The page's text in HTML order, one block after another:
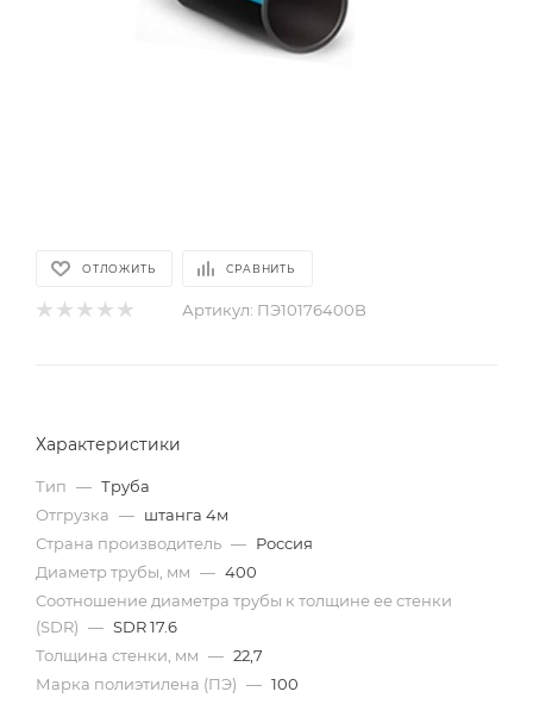
ОТЛОЖИТЬ СРАВНИТЬ
Артикул: ПЭ10176400B
Характеристики
Тип — Труба
Отгрузка — штанга 4м
Страна производитель — Россия
Диаметр трубы, мм — 400
Cоотношение диаметра трубы к толщине ее стенки
(SDR) — SDR 17.6
Толщина стенки, мм — 22,7
Марка полиэтилена (ПЭ) — 100